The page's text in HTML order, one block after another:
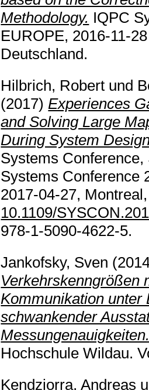
Methodology. IQPC
EUROPE, 2016-11-
Deutschland.
Hilbrich, Robert und
(2017)Experiences
and Solving Large
During System
Systems
Systems Conference
2017-04-27,
10.1109/
978-1-5090-4622-5.
Jankofsky, Sven
Verkehrskenngrößen
Kommunikation unter
schwankender
Hochschule Wildau.
Kendziorra, Andreas